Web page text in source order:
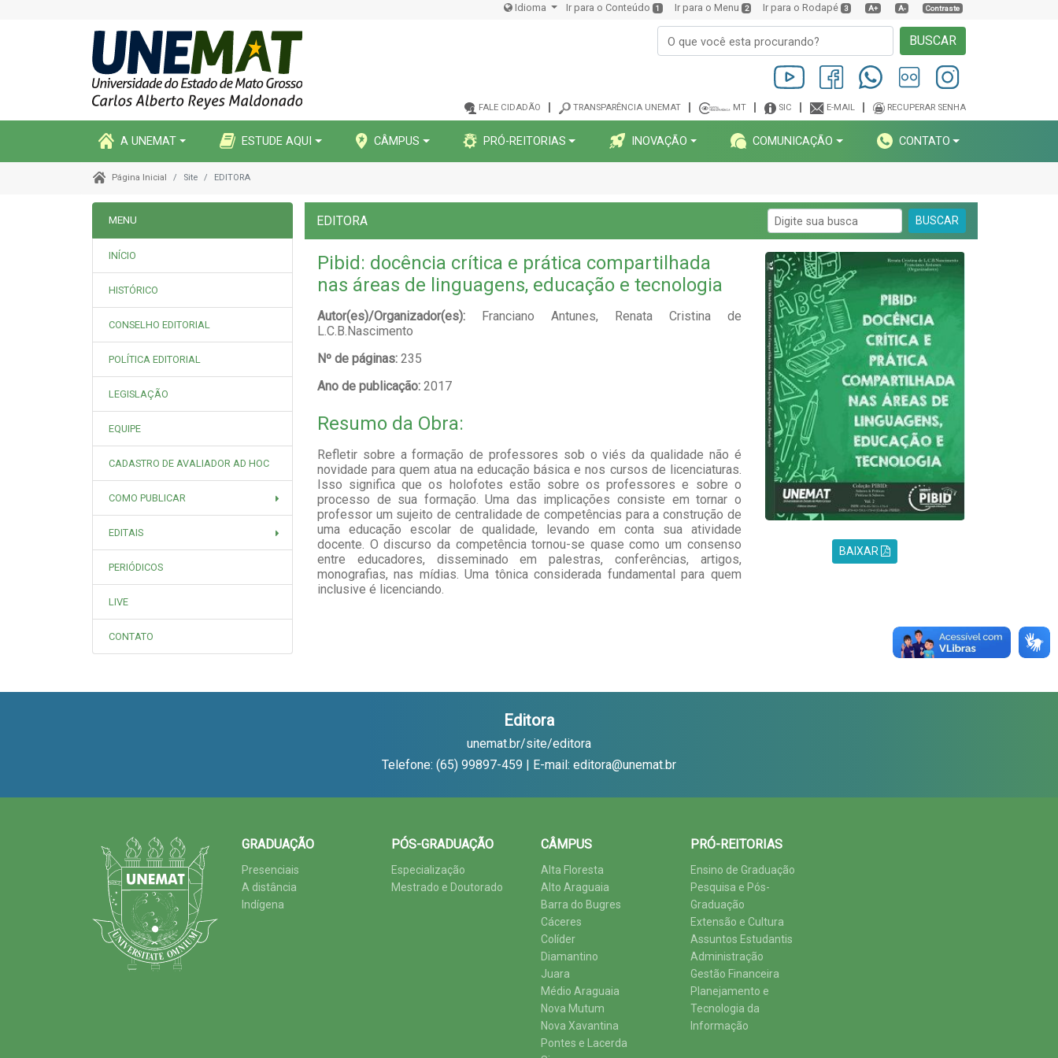
Idioma Ir para o Conteúdo 1 Ir para o Menu 2 Ir para o Rodapé 3 A+ A- Contraste
BUSCAR
FALE CIDADÃO TRANSPARÊNCIA UNEMAT MT SIC E-MAIL RECUPERAR SENHA
A UNEMAT ESTUDE AQUI CÂMPUS PRÓ-REITORIAS INOVAÇÃO COMUNICAÇÃO CONTATO
Página Inicial Site EDITORA
MENU
INÍCIO
HISTÓRICO
CONSELHO EDITORIAL
POLÍTICA EDITORIAL
LEGISLAÇÃO
EQUIPE
CADASTRO DE AVALIADOR AD HOC
COMO PUBLICAR
EDITAIS
PERIÓDICOS
LIVE
CONTATO
EDITORA BUSCAR
Pibid: docência crítica e prática compartilhada
nas áreas de linguagens, educação e tecnologia
Autor(es)/Organizador(es): Franciano Antunes, Renata Cristina de
L.C.B.Nascimento
Nº de páginas: 235
Ano de publicação: 2017
Resumo da Obra:
Refletir sobre a formação de professores sob o viés da qualidade não é
novidade para quem atua na educação básica e nos cursos de licenciaturas.
Isso significa que os holofotes estão sobre os professores e sobre o
processo de sua formação. Uma das implicações consiste em tornar o
professor um sujeito de centralidade de competências para a construção de
uma educação escolar de qualidade, levando em conta sua atividade
docente. O discurso da competência tornou-se quase como um consenso
entre educadores, disseminado em palestras, conferências, artigos,
monografias, nas mídias. Uma tônica considerada fundamental para quem
inclusive é licenciando.
BAIXAR
Editora
unemat.br/site/editora
Telefone: (65) 99897-459 | E-mail: editora@unemat.br
GRADUAÇÃO
Presenciais
A distância
Indígena
PÓS-GRADUAÇÃO
Especialização
Mestrado e Doutorado
CÂMPUS
Alta Floresta
Alto Araguaia
Barra do Bugres
Cáceres
Colíder
Diamantino
Juara
Médio Araguaia
Nova Mutum
Nova Xavantina
Pontes e Lacerda
PRÓ-REITORIAS
Ensino de Graduação
Pesquisa e Pós-
Graduação
Extensão e Cultura
Assuntos Estudantis
Administração
Gestão Financeira
Planejamento e
Tecnologia da
Informação